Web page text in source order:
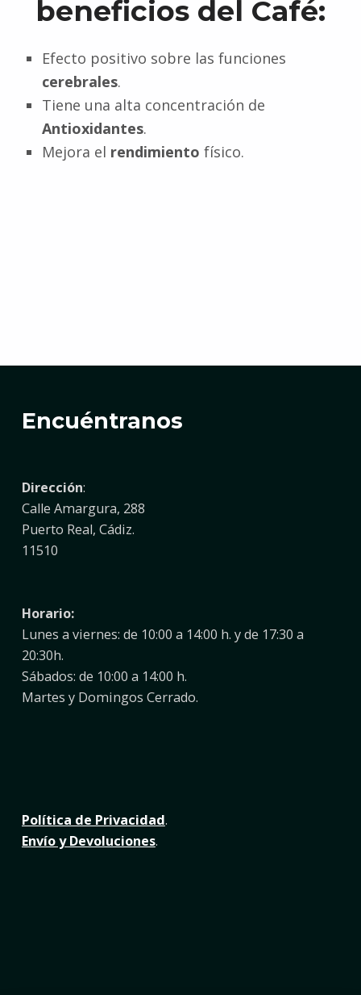
beneficios del Café:
Efecto positivo sobre las funciones
cerebrales.
Tiene una alta concentración de
Antioxidantes.
Mejora el rendimiento físico.
Encuéntranos
Dirección:
Calle Amargura, 288
Puerto Real, Cádiz.
11510
Horario:
Lunes a viernes: de 10:00 a 14:00 h. y de 17:30 a
20:30h.
Sábados: de 10:00 a 14:00 h.
Martes y Domingos Cerrado.
Política de Privacidad.
Envío y Devoluciones.